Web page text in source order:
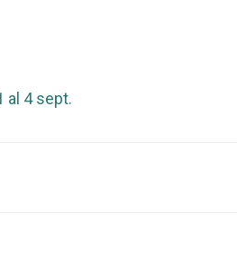
al 4 sept.